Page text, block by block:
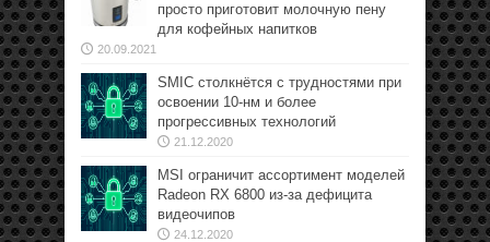
просто приготовит молочную пену
для кофейных напитков
20.09.2021
SMIC столкнётся с трудностями при
освоении 10-нм и более
прогрессивных технологий
21.12.2020
MSI ограничит ассортимент моделей
Radeon RX 6800 из-за дефицита
видеочипов
24.12.2020